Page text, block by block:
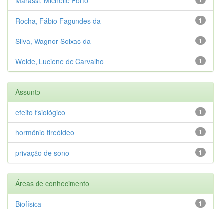
1
Rocha, Fábio Fagundes da
1
Silva, Wagner Seixas da
1
Weide, Luciene de Carvalho
Assunto
1
efeito fisiológico
1
hormônio tireóideo
1
privação de sono
Áreas de conhecimento
1
Biofísica